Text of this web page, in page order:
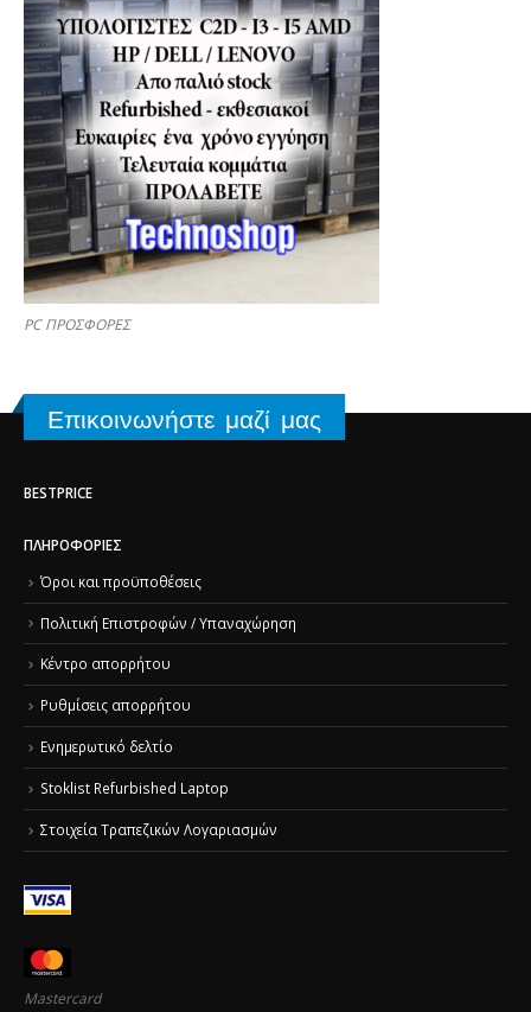
PC ΠΡΟΣΦΟΡΕΣ
Επικοινωνήστε μαζί μας
BESTPRICE
ΠΛΗΡΟΦΟΡΊΕΣ
Όροι και προϋποθέσεις
Πολιτική Επιστροφών / Υπαναχώρηση
Κέντρο απορρήτου
Ρυθμίσεις απορρήτου
Ενημερωτικό δελτίο
Stoklist Refurbished Laptop
Στοιχεία Τραπεζικών Λογαριασμών
Mastercard